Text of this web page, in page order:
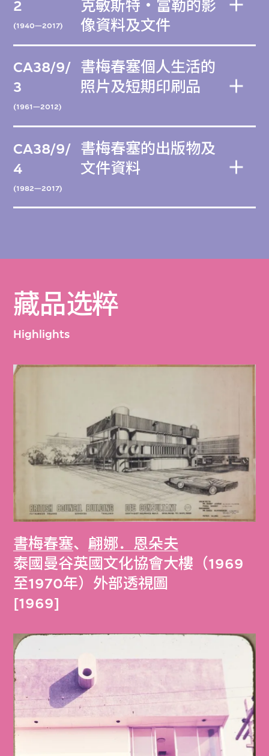
2
(1940—2017)
克敏斯特・富勒的影
像資料及文件
CA38/9/
3
(1961—2012)
書梅春塞個人生活的
照片及短期印刷品
CA38/9/
4
(1982—2017)
書梅春塞的出版物及
文件資料
藏品选粹
Highlights
書梅春塞、翩娜．恩朵夫
泰國曼谷英國文化協會大樓（1969
至1970年）外部透視圖
[1969]